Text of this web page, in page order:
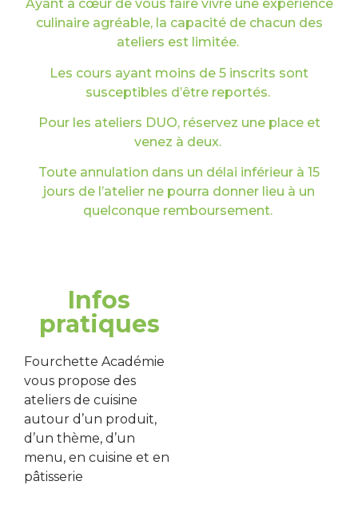
Ayant à cœur de vous faire vivre une expérience
culinaire agréable, la capacité de chacun des
ateliers est limitée.
Les cours ayant moins de 5 inscrits sont
susceptibles d’être reportés.
Pour les ateliers DUO, réservez une place et
venez à deux.
Toute annulation dans un délai inférieur à 15
jours de l’atelier ne pourra donner lieu à un
quelconque remboursement.
Infos
pratiques
Fourchette Académie
vous propose des
ateliers de cuisine
autour d’un produit,
d’un thème, d’un
menu, en cuisine et en
pâtisserie